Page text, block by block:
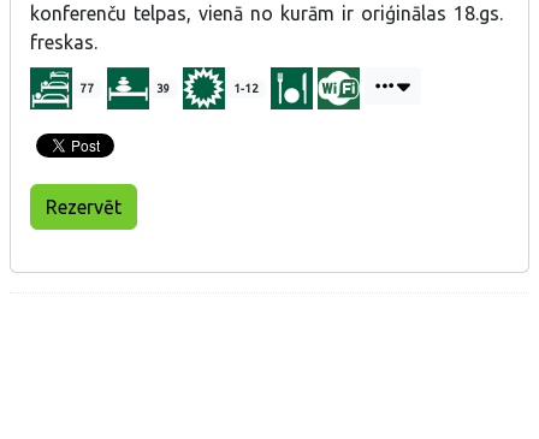
konferenču telpas, vienā no kurām ir oriģinālas 18.gs.
freskas.
77 39 1-12
Rezervēt